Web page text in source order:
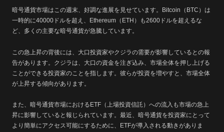
暗号通貨市場はこの週末、好調な進展を見せています。Bitcoin（BTC）は
一時的に40000ドルを超え、Ethereum（ETH）も2600ドルを超えるな
ど、多くの主要な暗号通貨が急騰しています。
この急上昇の背後には、大口投資家やクジラの需要が影響しているとの報
告があります。クジラは、大口の資金を注ぎ込み、市場全体を押し上げる
ことができる投資家のことを指します。彼らが投資を増やすと、市場全体
が上昇する傾向があります。
また、暗号通貨市場におけるETF（上場投資信託）への流入も市場の急上
昇に影響していると報じられています。最近、暗号通貨を投資家にとって
より簡単にアクセス可能にするために、ETFが導入される動きがありま